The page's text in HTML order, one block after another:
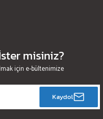
misiniz?
için e-bültenimize
Kaydol